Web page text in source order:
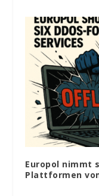
Europol nimmt
Plattformen